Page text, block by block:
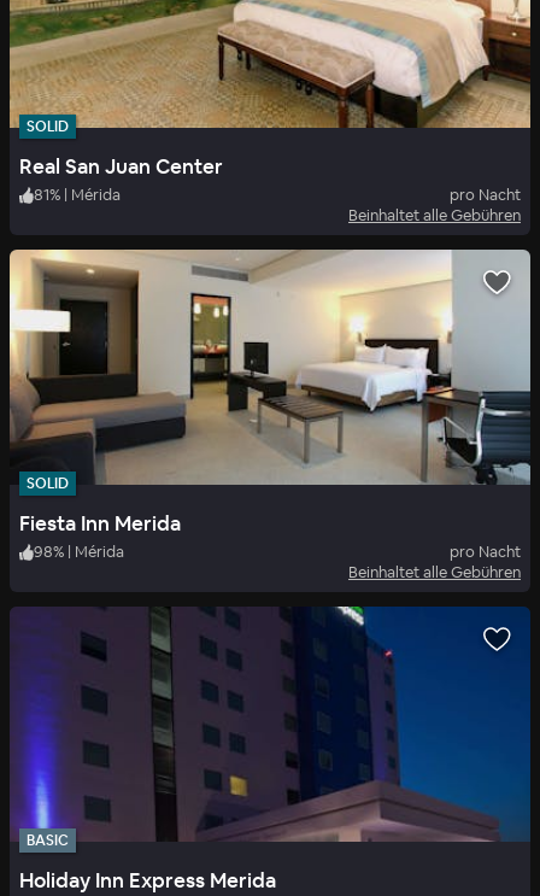
SOLID
Real San Juan Center
81% | Mérida
pro Nacht
Beinhaltet alle Gebühren
SOLID
Fiesta Inn Merida
98% | Mérida
pro Nacht
Beinhaltet alle Gebühren
BASIC
Holiday Inn Express Merida